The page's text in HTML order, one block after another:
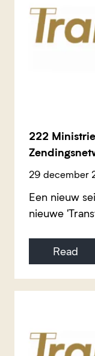
222
29 december
Een nieuw
nieuwe
Read